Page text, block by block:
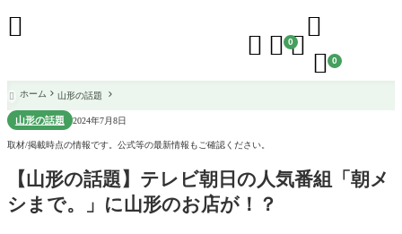
  0

 0

 ホーム 山形の話題
山形の話題 2024年7月8日
取材/掲載時点の情報です。公式等の最新情報もご確認ください。
【山形の話題】テレビ朝日の人気番組「朝メ
シまで。」に山形のお店が！？